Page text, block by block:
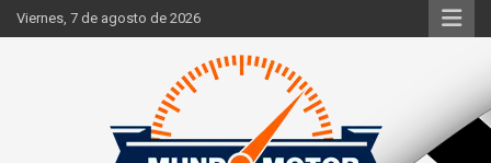
Skip
to
Viernes, 7 de agosto de 2026